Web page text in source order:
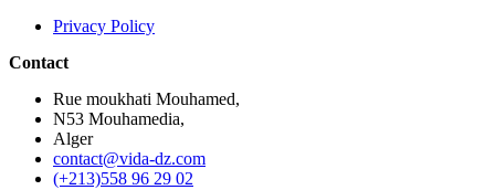
Privacy Policy
Contact
Rue moukhati Mouhamed,
N53 Mouhamedia,
Alger
contact@vida-dz.com
(+213)558 96 29 02